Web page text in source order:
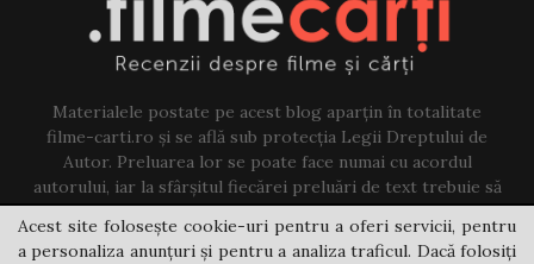
Materialele postate pe acest blog aparțin în totalitate
filme-carti.ro și se află sub protecția Legii Dreptului de
Autor. Preluarea lor se poate face numai cu acordul
autorului, iar la sfârșitul fiecărei preluări de text trebuie să
existe un link către acest blog.
Contact us:jovi@filme-carti.ro
Acest site folosește cookie-uri pentru a oferi servicii, pentru
a personaliza anunțuri și pentru a analiza traficul. Dacă folosiți